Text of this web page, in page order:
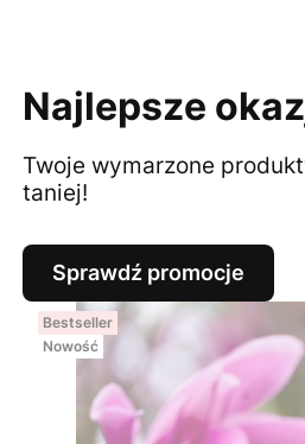
Najlepsze
Twoje wymarzone
taniej!
Sprawdź promocje
Bestseller
Nowość